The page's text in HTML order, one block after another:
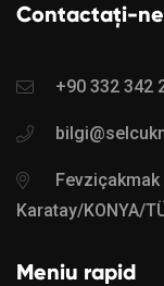
Contactați-ne
+90 332 342
Fevziçakmak
Karatay/KONYA/
Meniu rapid